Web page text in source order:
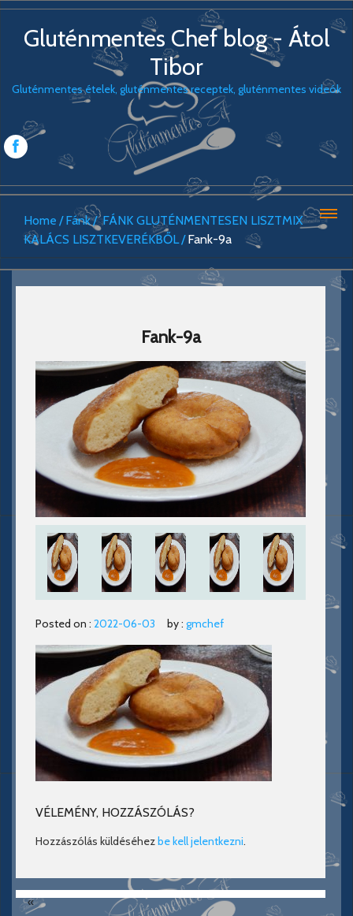
Gluténmentes Chef blog - Átol
Tibor
Gluténmentes ételek, gluténmentes receptek, gluténmentes videók
Home Fánk
FÁNK GLUTÉNMENTESEN LISZTMIX
KALÁCS LISZTKEVERÉKBŐL
Fank-9a
Fank-9a
Posted on : 2022-06-03 by : gmchef
VÉLEMÉNY, HOZZÁSZÓLÁS?
Hozzászólás küldéséhezbe kell jelentkezni.
«